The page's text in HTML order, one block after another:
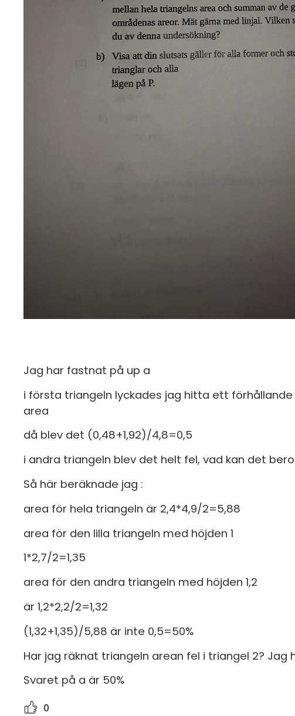
Jag har fastnat på up a
i första triangeln lyckades jag hitta ett
area
då blev det (0,48+1,92)/4,8=0,5
i andra triangeln blev det helt fel, vad kan det
Så här beräknade jag :
area för hela triangeln är 2,4*4,9/2=5,88
area för den lilla triangeln med höjden 1
1*2,7/2=1,35
area för den andra triangeln med höjden 1,2
är 1,2*2,2/2=1,32
(1,32+1,35)/5,88 är inte 0,5=50%
Har jag räknat triangeln arean fel i triangel 2?
Svaret på a är 50%
0